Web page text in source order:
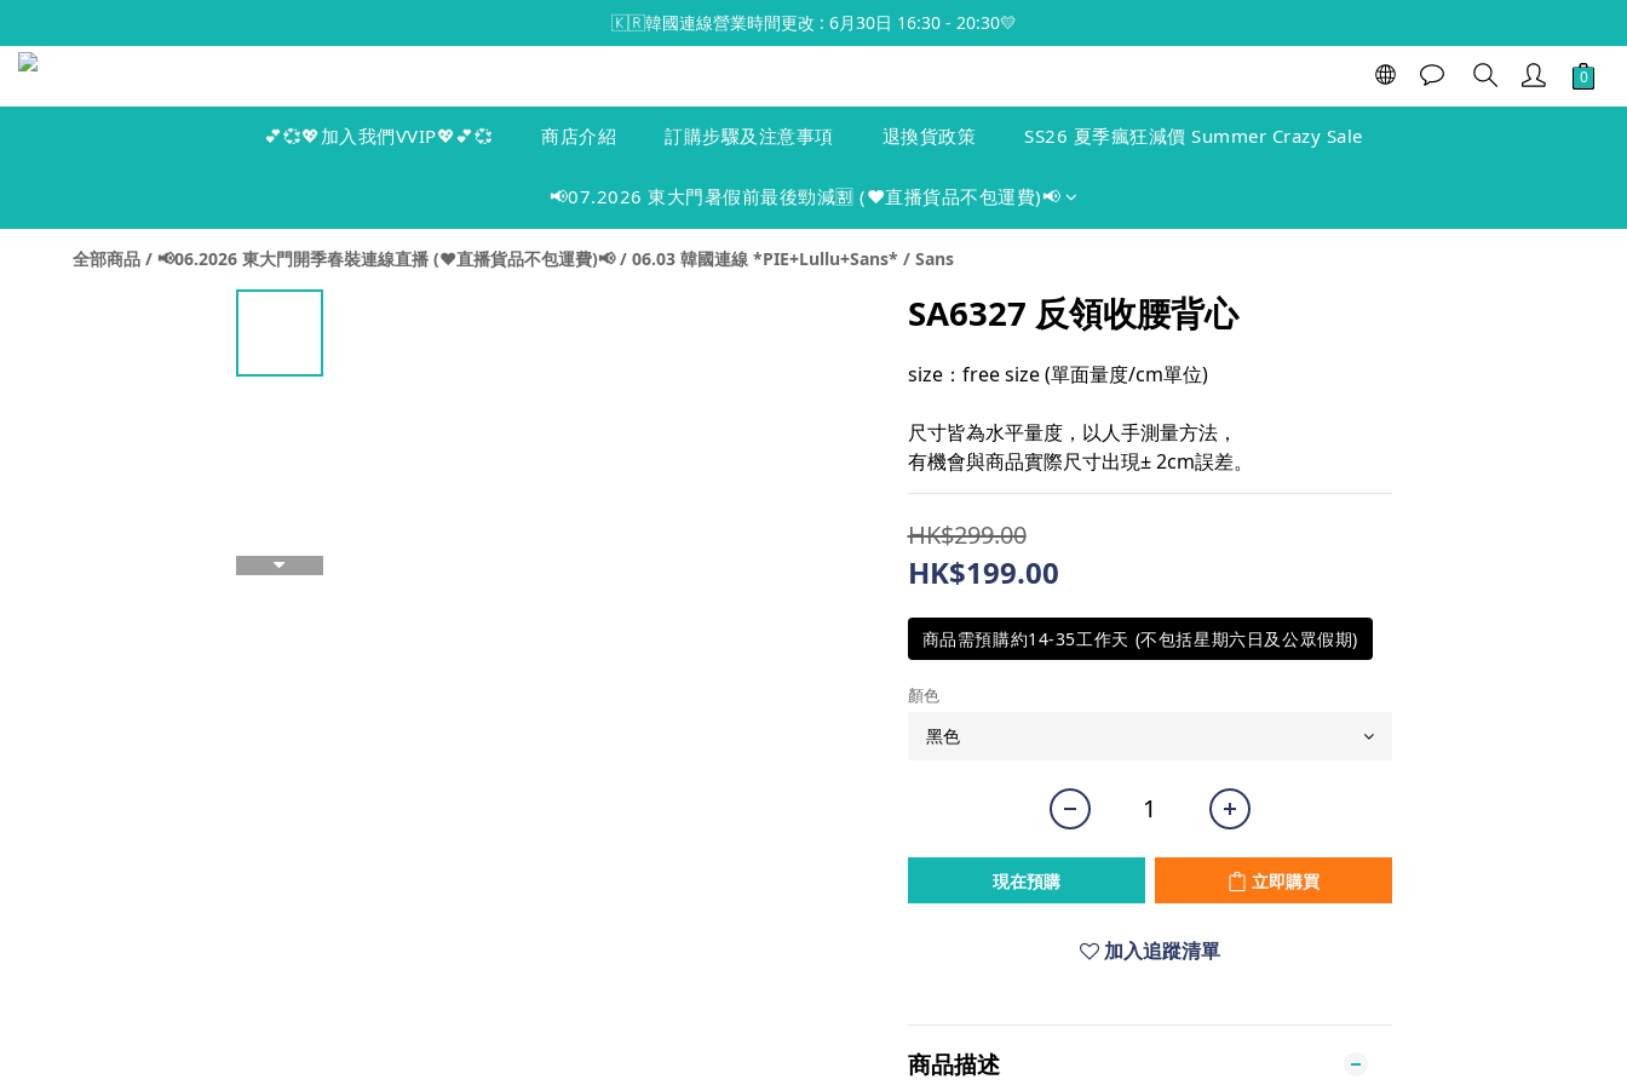
🇰🇷韓國連線營業時間更改 : 6月30日 16:30 - 20:30💛
💕💞💖加入我們VVIP💖💕💞 商店介紹 訂購步驟及注意事項 退換貨政策 SS26 夏季瘋狂減價 Summer Crazy Sale
📢07.2026 東大門暑假前最後勁減🈹 (♥️直播貨品不包運費)📢
全部商品 / 📢06.2026 東大門開季春裝連線直播 (♥️直播貨品不包運費)📢/ 06.03 韓國連線 *PIE+Lullu+Sans* / Sans
SA6327 反領收腰背心
size：free size (單面量度/cm單位)
尺寸皆為水平量度，以人手測量方法，
有機會與商品實際尺寸出現± 2cm誤差。
HK$299.00
HK$199.00
商品需預購約14-35工作天 (不包括星期六日及公眾假期)
顏色
現在預購 立即購買
加入追蹤清單
商品描述
立即購買